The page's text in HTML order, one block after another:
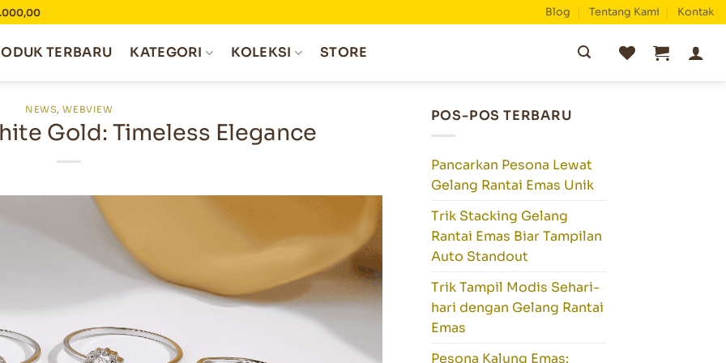
Blog Tentang Kami Kontak
TERBARU KATEGORI KOLEKSI STORE
NEWS,WEBVIEW
Gold: Timeless Elegance
POS-POS TERBARU
Pancarkan Pesona Lewat
Gelang Rantai Emas Unik
Trik Stacking Gelang
Rantai Emas Biar Tampilan
Auto Standout
Trik Tampil Modis Sehari-
hari dengan Gelang Rantai
Emas
Pesona Kalung Emas: